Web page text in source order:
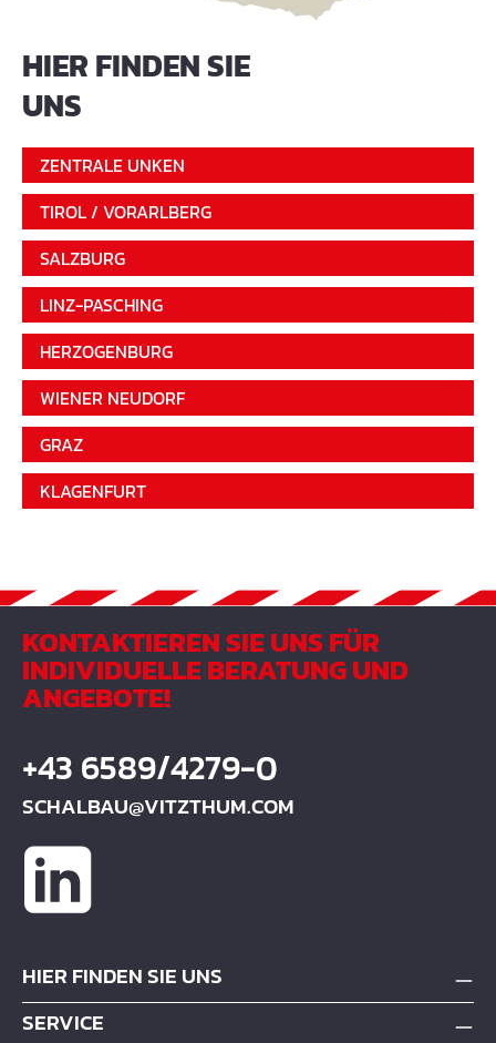
HIER FINDEN SIE
UNS
ZENTRALE UNKEN
TIROL / VORARLBERG
SALZBURG
LINZ-PASCHING
HERZOGENBURG
WIENER NEUDORF
GRAZ
KLAGENFURT
KONTAKTIEREN SIE UNS FÜR
INDIVIDUELLE BERATUNG UND
ANGEBOTE!
+43 6589/4279-0
SCHALBAU@VITZTHUM.COM
HIER FINDEN SIE UNS
SERVICE